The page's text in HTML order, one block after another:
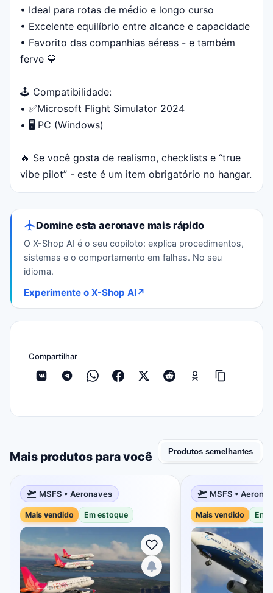
• Ideal para rotas de médio e longo curso
• Excelente equilíbrio entre alcance e capacidade
• Favorito das companhias aéreas - e também
ferve 💙
🕹 Compatibilidade:
• ✅Microsoft Flight Simulator 2024
• 🖥 PC (Windows)
🔥 Se você gosta de realismo, checklists e “true
vibe pilot” - este é um item obrigatório no hangar.
Domine esta aeronave mais rápido
O X-Shop AI é o seu copiloto: explica procedimentos,
sistemas e o comportamento em falhas. No seu
idioma.
Experimente o X-Shop AI↗
Compartilhar
Mais produtos para você Produtos semelhantes
MSFS • Aeronaves
Mais vendido Em estoque
MSFS •
Mais vendido Em